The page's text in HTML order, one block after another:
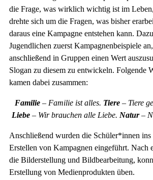
die Frage, was wirklich wichtig ist im
drehte sich um die Fragen, was bisher
daraus eine Kampagne entstehen kann.
Jugendlichen zuerst Kampagnenbeispiele
anschließend in Gruppen einen Wert
Slogan zu diesem zu entwickeln. Folgende
kamen dabei zusammen:
Familie – Familie ist alles. Tiere – Tiere
Liebe– Wir brauchen alle Liebe. Natur–
Anschließend wurden die Schüler*innen ins
Erstellen von Kampagnen eingeführt. Nach
die Bilderstellung und Bildbearbeitung,
Erstellung von Medienprodukten üben.